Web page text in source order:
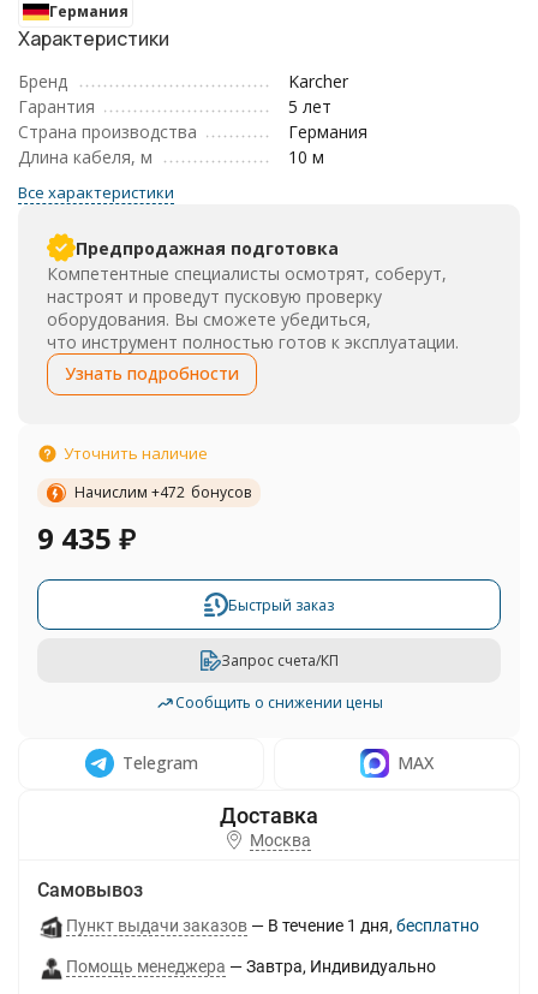
Германия
Характеристики
Бренд
Karcher
Гарантия
5 лет
Страна производства
Германия
Длина кабеля, м
10 м
Все характеристики
Предпродажная подготовка
Компетентные специалисты осмотрят, соберут,
настроят и проведут пусковую проверку
оборудования. Вы сможете убедиться,
что инструмент полностью готов к эксплуатации.
Узнать подробности
Уточнить наличие
Начислим +472 бонусов
9 435 ₽
Быстрый заказ
Запрос счета/КП
Сообщить о снижении цены
Telegram MAX
Москва
Самовывоз
Пункт выдачи заказов В течение 1 дня Бесплатно
Помощь менеджера Завтра Индивидуально